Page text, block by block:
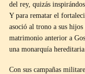
del rey, quizás
Y para rematar el
asoció al trono a sus
matrimonio anterior a
una monarquía
Con sus campañas